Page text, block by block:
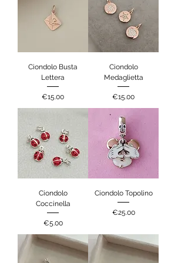
Ciondolo Busta
Lettera
Price
€15.00
Ciondolo
Medaglietta
Price
€15.00
Ciondolo
Coccinella
Price
€5.00
Ciondolo Topolino
Price
€25.00